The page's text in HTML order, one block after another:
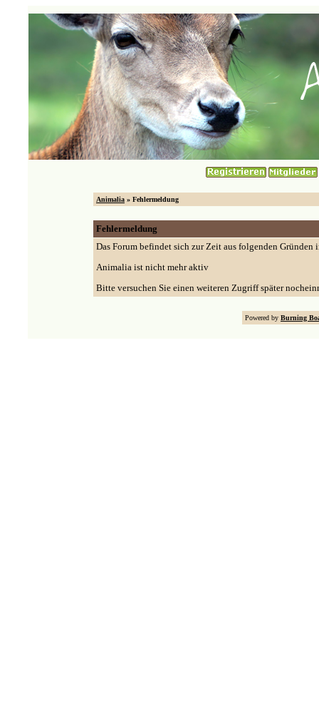
Animalia » Fehlermeldung
Fehlermeldung
Das Forum befindet sich zur Zeit aus folgenden Gründen
Animalia ist nicht mehr aktiv
Bitte versuchen Sie einen weiteren Zugriff später
Powered by Burning